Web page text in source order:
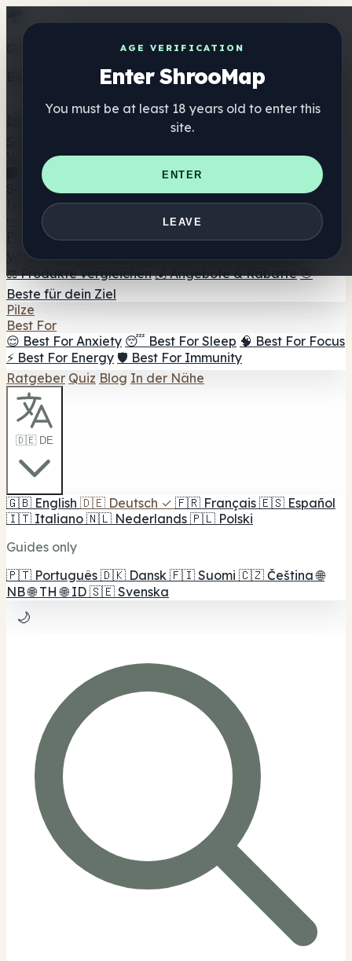
AGE VERIFICATION
Enter ShrooMap
You must be at least 18 years old to enter this
site.
ENTER
LEAVE
Get the ShrooMap app
Better than mobile web — one tap away
Verzeichnis
🏢 Markenverzeichnis
📍 Headshop-Finder
Smartshop-Finder
Nahrungsergänzung
🍬 Pilz-Gummis
💊 Pilz-Kapseln 💧 Pilz-Tinkturen
🫙 Pilz-
☕ Pilz-Kaffee 🍫 Pilz-Schokolade 💨 Mushroom
Vapes 🍫 Shroom Bar Hub 😌 Stimmungs-Gummis
⚖️ Produkte vergleichen 💰 Angebote & Rabatte 🎯
Beste für dein Ziel
Pilze
Best For
😌 Best For Anxiety 😴 Best For Sleep 🧠 Best For Focus
⚡ Best For Energy 🛡️ Best For Immunity
Ratgeber Quiz Blog In der Nähe
🇩🇪 DE
🇬🇧 English 🇩🇪 Deutsch ✓ 🇫🇷 Français 🇪🇸 Español
🇮🇹 Italiano 🇳🇱 Nederlands 🇵🇱 Polski
Guides only
🇵🇹 Português 🇩🇰 Dansk 🇫🇮 Suomi 🇨🇿 Čeština 🌐
NB 🌐 TH 🌐 ID 🇸🇪 Svenska
🌙